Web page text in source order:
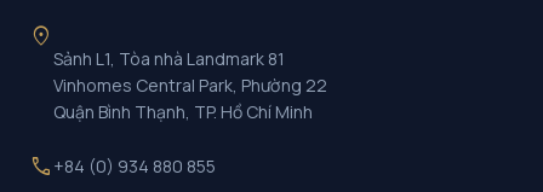
location_on
Sảnh L1, Tòa nhà Landmark 81
Vinhomes Central Park, Phường 22
Quận Bình Thạnh, TP. Hồ Chí Minh
call +84 (0) 934 880 855